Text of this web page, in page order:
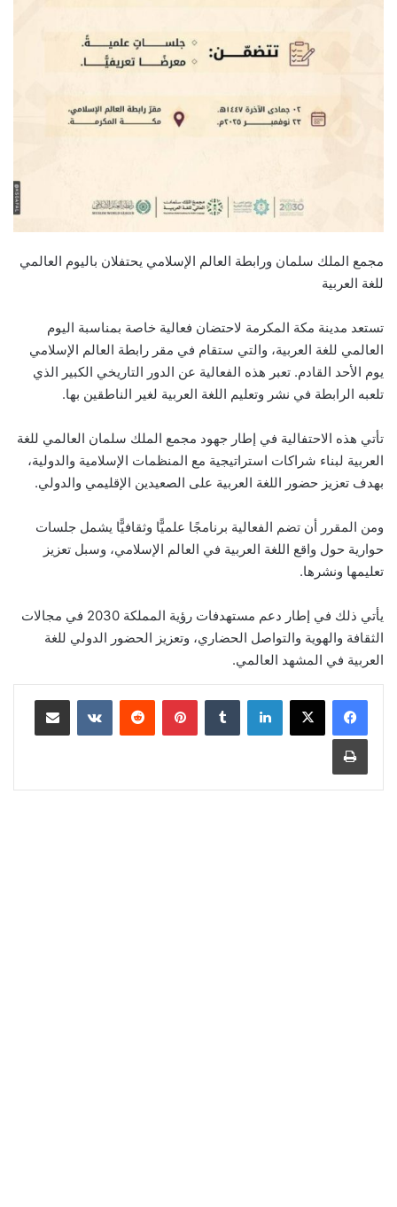
مجمع الملك سلمان ورابطة العالم الإسلامي يحتفلان باليوم العالمي
للغة العربية
تستعد مدينة مكة المكرمة لاحتضان فعالية خاصة بمناسبة اليوم
العالمي للغة العربية، والتي ستقام في مقر رابطة العالم الإسلامي
يوم الأحد القادم. تعبر هذه الفعالية عن الدور التاريخي الكبير الذي
تلعبه الرابطة في نشر وتعليم اللغة العربية لغير الناطقين بها.
تأتي هذه الاحتفالية في إطار جهود مجمع الملك سلمان العالمي للغة
العربية لبناء شراكات استراتيجية مع المنظمات الإسلامية والدولية،
بهدف تعزيز حضور اللغة العربية على الصعيدين الإقليمي والدولي.
ومن المقرر أن تضم الفعالية برنامجًا علميًّا وثقافيًّا يشمل جلسات
حوارية حول واقع اللغة العربية في العالم الإسلامي، وسبل تعزيز
تعليمها ونشرها.
يأتي ذلك في إطار دعم مستهدفات رؤية المملكة 2030 في مجالات
الثقافة والهوية والتواصل الحضاري، وتعزيز الحضور الدولي للغة
العربية في المشهد العالمي.
لينكدإن بينتيريست